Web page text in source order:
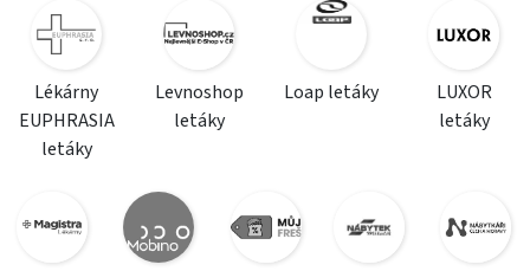
Lékárny
EUPHRASIA
letáky
Levnoshop
letáky
Loap letáky
LUXOR
letáky